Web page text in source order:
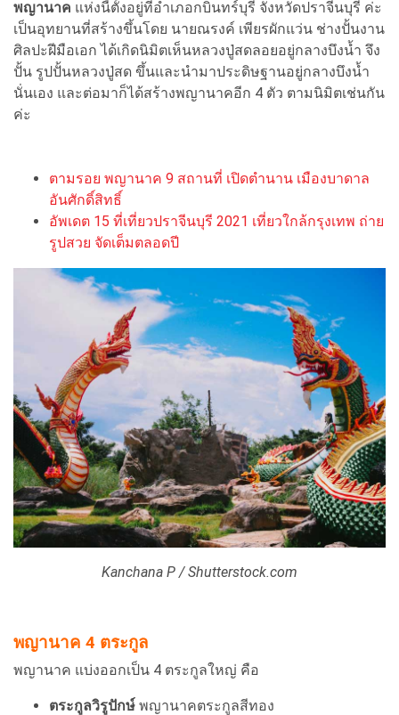
พญานาค แห่งนี้ตั้งอยู่ที่อำเภอกบินทร์บุรี จังหวัดปราจีนบุรี ค่ะ
เป็นอุทยานที่สร้างขึ้นโดย นายณรงค์ เพียรผักแว่น ช่างปั้นงาน
ศิลปะฝีมือเอก ได้เกิดนิมิตเห็นหลวงปู่สดลอยอยู่กลางบึงน้ำ จึง
ปั้น รูปปั้นหลวงปู่สด ขึ้นและนำมาประดิษฐานอยู่กลางบึงน้ำ
นั่นเอง และต่อมาก็ได้สร้างพญานาคอีก 4 ตัว ตามนิมิตเช่นกัน
ค่ะ
ตามรอย พญานาค 9 สถานที่ เปิดตำนาน เมืองบาดาล
อันศักดิ์สิทธิ์
อัพเดต 15 ที่เที่ยวปราจีนบุรี 2021 เที่ยวใกล้กรุงเทพ ถ่าย
รูปสวย จัดเต็มตลอดปี
Kanchana P / Shutterstock.com
พญานาค 4 ตระกูล
พญานาค แบ่งออกเป็น 4 ตระกูลใหญ่ คือ
ตระกูลวิรูปักษ์ พญานาคตระกูลสีทอง